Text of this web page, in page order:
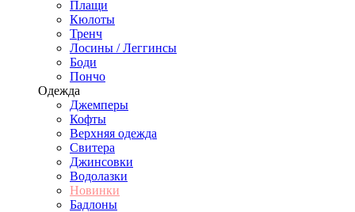
Плащи
Кюлоты
Тренч
Лосины / Леггинсы
Боди
Пончо
Одежда
Джемперы
Кофты
Верхняя одежда
Свитера
Джинсовки
Водолазки
Новинки
Бадлоны